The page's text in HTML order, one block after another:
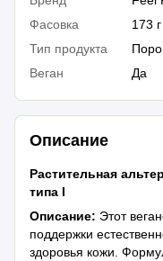
Фасовка
173 г
Тип продукта
Веган
Да
Описание
Растительная
типа I
Описание: Этот
поддержки
здоровья кожи.